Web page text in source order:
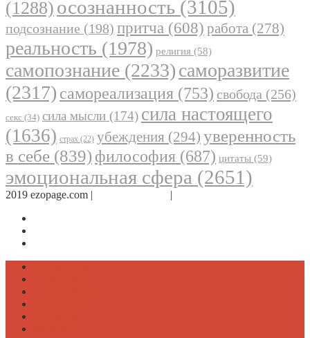
(1288) осознанность (3105)
подсознание (198) притча (608) работа (278)
реальность (1978) религия (58)
самопознание (2233)саморазвитие
(2317) самореализация (753) свобода (256)
секс (34) сила мысли (174) сила настоящего
(1636) страх (22) убеждения (294) уверенность
в себе (839) философия (687) цитаты (59)
эмоциональная сфера (2651)
2019 ezopage.com | |